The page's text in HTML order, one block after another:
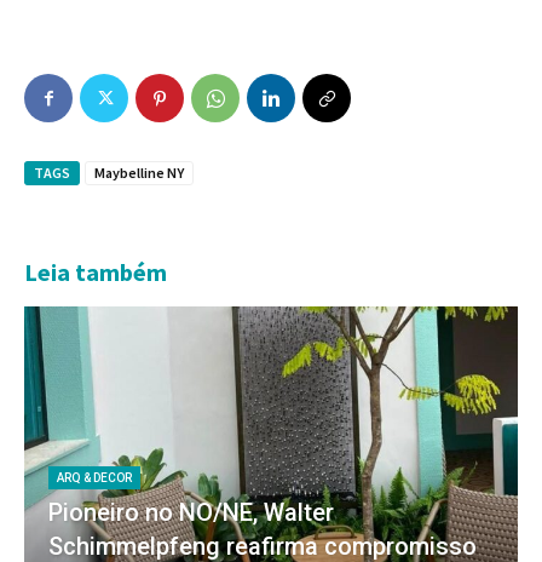
TAGS Maybelline NY
Leia também
ARQ & DECOR
Pioneiro no NO/NE, Walter
Schimmelpfeng reafirma compromisso